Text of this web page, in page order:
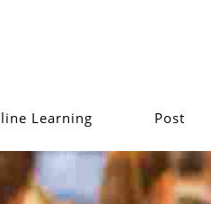
Learning Post